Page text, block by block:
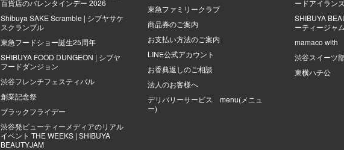
百貨店のバレンタインデー 2026
Shibuya SAKE Scramble | シブヤサケ
スクランブル
東急フードショー誕生25周年
SHIBUYA FOOD DUNGEON | シブヤ
フードダンジョン
渋谷フレンチフェスティバル
創業記念祭
ブラックフライデー
渋谷発ビューティーメディアのリアル
イベント THE WEEKS | SHIBUYA
BEAUTYJAM
東急ファミリークラブ
商品券のご案内
お支払い方法のご案内
LINE公式アカウント
お香典返しのご相談
法人のお客様へ
デリバリーサービス menu(メニュ
ー)
ードアイランズ
SHIBUYA
ーティージャム
mamaco with
渋谷スイーツ
東横ハチ公